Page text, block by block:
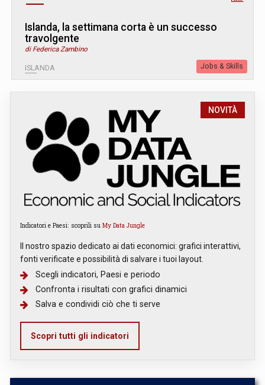
Islanda, la settimana corta è un successo
travolgente
di Federica Zambino
ISLANDA Jobs & Skills
NOVITÀ
Indicatori e Paesi: scoprili su My Data Jungle
Il nostro spazio dedicato ai dati economici: grafici interattivi,
fonti verificate e possibilità di salvare i tuoi layout.
Scegli indicatori, Paesi e periodo
Confronta i risultati con grafici dinamici
Salva e condividi ciò che ti serve
Scopri tutti gli indicatori